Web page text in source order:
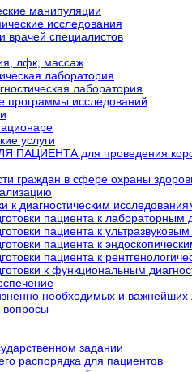
манипуляции
исследования
врачей специалистов
лфк, массаж
лаборатория
лаборатория
программы исследований
услуги
ПАЦИЕНТА для проведения
граждан в сфере охраны
к диагностическим
пациента к лабораторным
пациента к
пациента к
пациента к
к функциональным
необходимых и важнейших
вопросы
задании
распорядка для пациентов